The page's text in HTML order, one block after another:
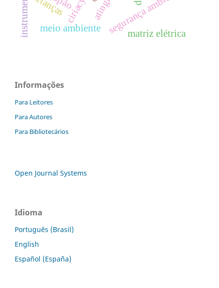
meio ambiente
instrumentos matriz elétrica
Informações
Para Leitores
Para Autores
Para Bibliotecários
Open Journal Systems
Idioma
Português (Brasil)
English
Español (España)